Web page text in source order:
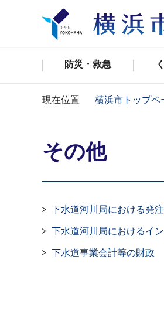
防災・救急
現在位置 横浜市トップペ
その他
下水道河川局における発
下水道河川局におけるイ
下水道事業会計等の財政